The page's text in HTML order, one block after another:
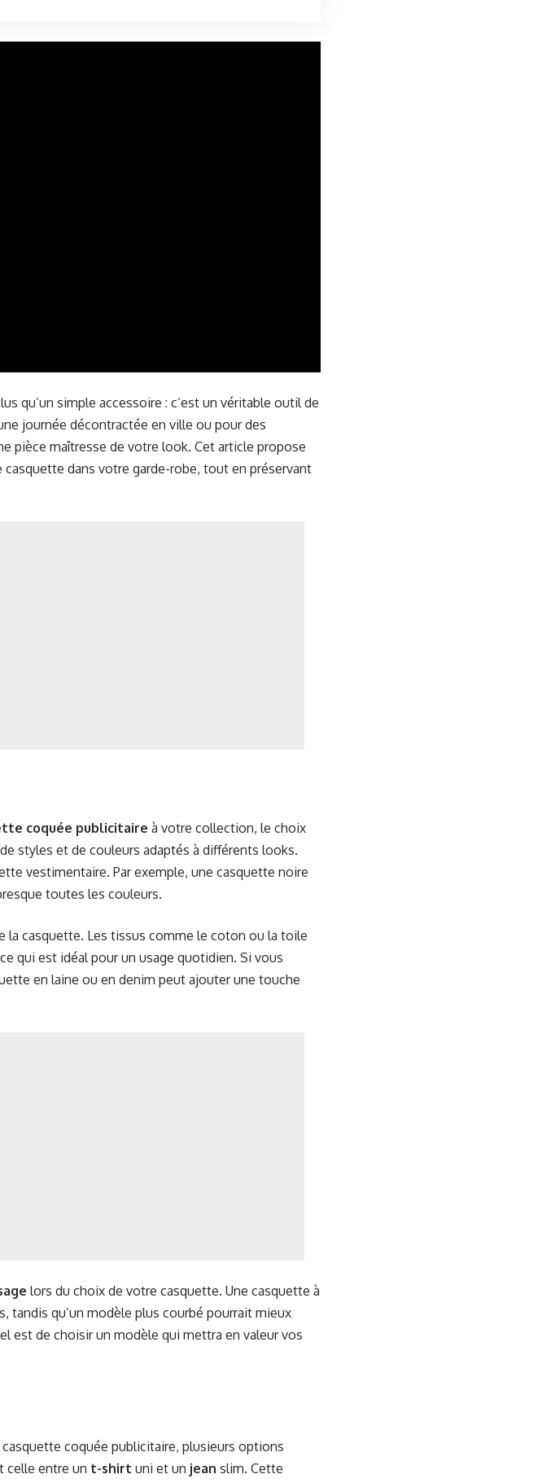
qu’un simple accessoire : c’est un véritable outil de
journée décontractée en ville ou pour des
pièce maîtresse de votre look. Cet article propose
dans votre garde-robe, tout en préservant
coquée publicitaire à votre collection, le choix
styles et de couleurs adaptés à différents looks.
vestimentaire. Par exemple, une casquette noire
toutes les couleurs.
la casquette. Les tissus comme le coton ou la toile
qui est idéal pour un usage quotidien. Si vous
en laine ou en denim peut ajouter une touche
lors du choix de votre casquette. Une casquette à
tandis qu’un modèle plus courbé pourrait mieux
est de choisir un modèle qui mettra en valeur vos
coquée publicitaire, plusieurs options
celle entre un t-shirt uni et un jean slim. Cette